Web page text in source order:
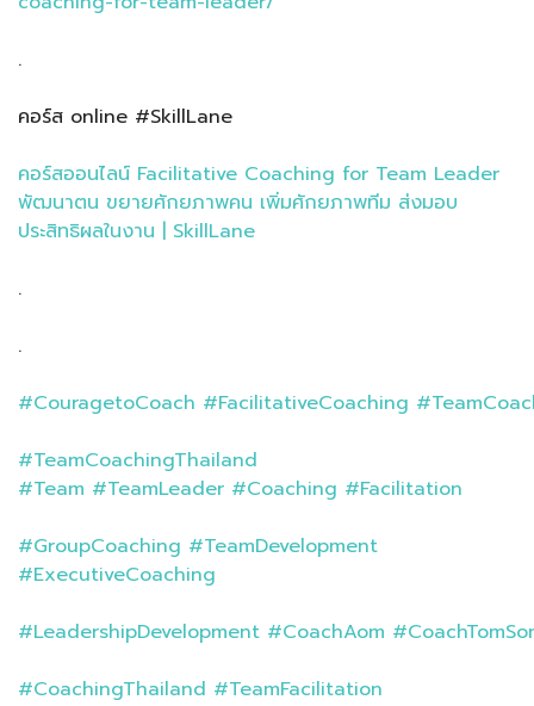
.
คอร์ส online #SkillLane
คอร์สออนไลน์ Facilitative Coaching for Team Leader
พัฒนาตน ขยายศักยภาพคน เพิ่มศักยภาพทีม ส่งมอบ
ประสิทธิผลในงาน | SkillLane
.
.
#CouragetoCoach #FacilitativeCoaching
#TeamCoachingThailand
#Team #TeamLeader #Coaching #Facilitation
#GroupCoaching #TeamDevelopment
#ExecutiveCoaching
#LeadershipDevelopment #CoachAom
#CoachingThailand #TeamFacilitation